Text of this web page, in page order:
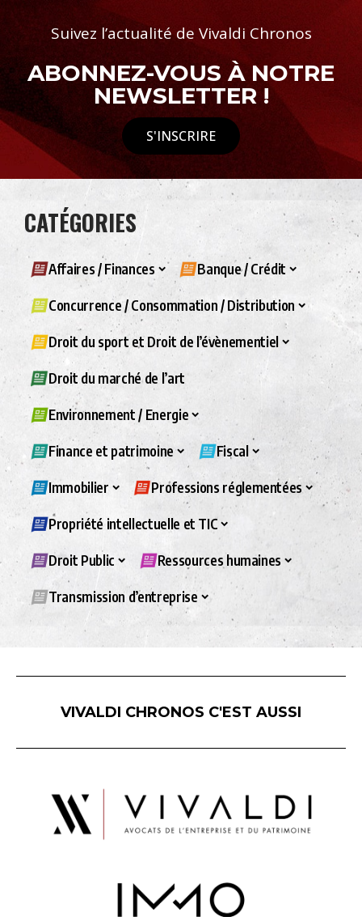
Suivez l’actualité de Vivaldi Chronos
ABONNEZ-VOUS À NOTRE
NEWSLETTER !
S'INSCRIRE
CATÉGORIES
Affaires / Finances Banque / Crédit
Concurrence / Consommation / Distribution
Droit du sport et Droit de l’évènementiel
Droit du marché de l’art
Environnement / Energie
Finance et patrimoine Fiscal
Immobilier Professions réglementées
Propriété intellectuelle et TIC
Droit Public Ressources humaines
Transmission d’entreprise
VIVALDI CHRONOS C'EST AUSSI